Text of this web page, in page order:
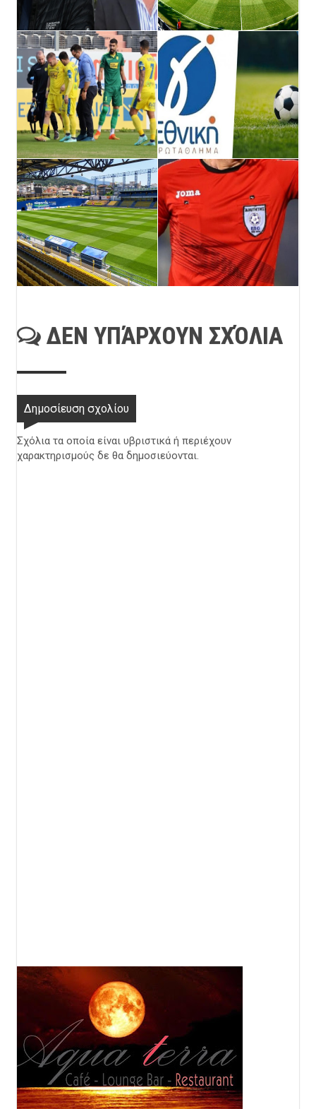
ΔΕΝ ΥΠΆΡΧΟΥΝ ΣΧΌΛΙΑ
Δημοσίευση σχολίου
Σχόλια τα οποία είναι υβριστικά ή περιέχουν
χαρακτηρισμούς δε θα δημοσιεύονται.